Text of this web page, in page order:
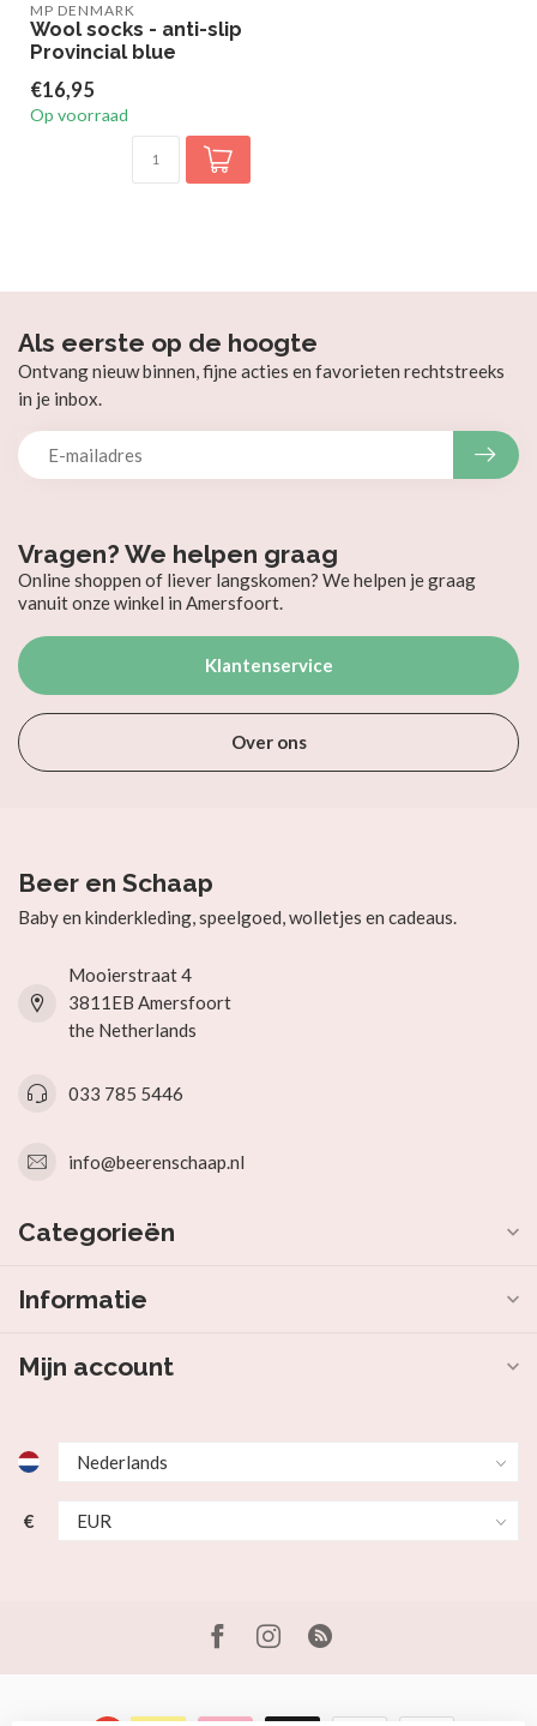
MP DENMARK
Wool socks - anti-slip
Provincial blue
€16,95
Op voorraad
Vragen? We helpen graag
Online shoppen of liever langskomen? We helpen je graag
vanuit onze winkel in Amersfoort.
Klantenservice
Over ons
Als eerste op de hoogte
Ontvang nieuw binnen, fijne acties en favorieten rechtstreeks
in je inbox.
Beer en Schaap
Baby en kinderkleding, speelgoed, wolletjes en cadeaus.
Mooierstraat 4
3811EB Amersfoort
the Netherlands
033 785 5446
info@beerenschaap.nl
Categorieën
Informatie
Mijn account
€